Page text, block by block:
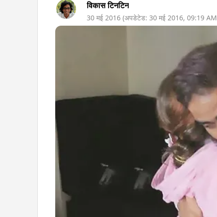
विकास टिनटिन
30 मई 2016 (अपडेटेड: 30 मई 2016, 09:19 AM